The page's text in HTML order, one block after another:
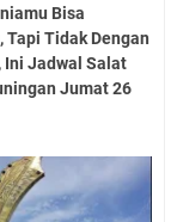
Bisa
Tapi Tidak Dengan
Ini Jadwal Salat
Jumat 26